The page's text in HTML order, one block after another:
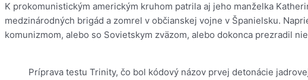
K prokomunistickým americkým kruhom patrila aj jeho manželka
medzinárodných brigád a zomrel v občianskej vojne v Španielsku.
komunizmom, alebo so Sovietskym zväzom, alebo dokonca prezradil
Príprava testu Trinity, čo bol kódový názov prvej detonácie